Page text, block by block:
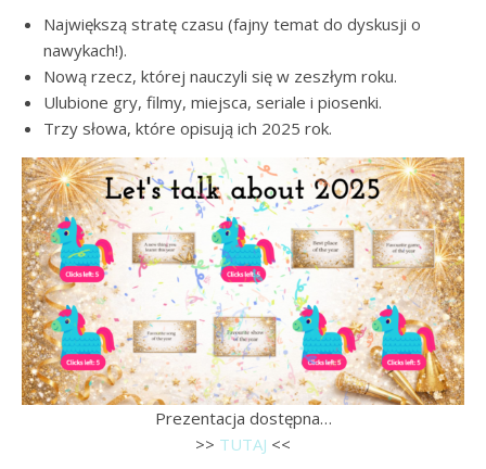
Największą stratę czasu (fajny temat do dyskusji o
nawykach!).
Nową rzecz, której nauczyli się w zeszłym roku.
Ulubione gry, filmy, miejsca, seriale i piosenki.
Trzy słowa, które opisują ich 2025 rok.
Prezentacja dostępna…
>> TUTAJ <<